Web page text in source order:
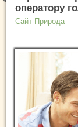
оператору
Сайт Природа